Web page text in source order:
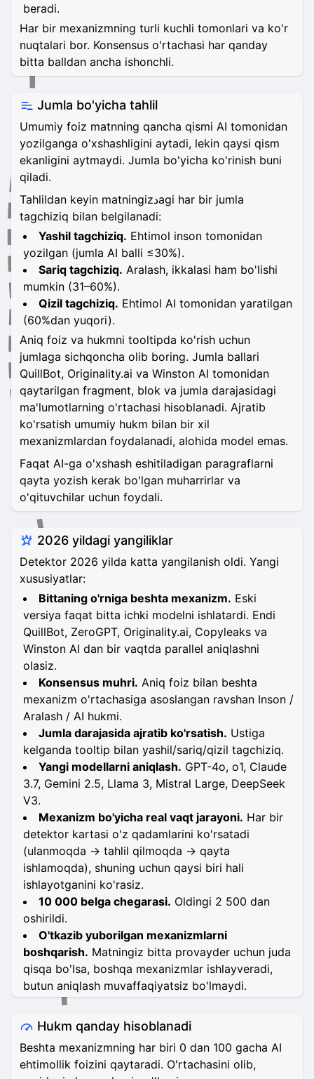
beradi.
Har bir mexanizmning turli kuchli tomonlari va ko'r
nuqtalari bor. Konsensus o'rtachasi har qanday
bitta balldan ancha ishonchli.
Jumla bo'yicha tahlil
Umumiy foiz matnning qancha qismi AI tomonidan
yozilganga o'xshashligini aytadi, lekin qaysi qism
ekanligini aytmaydi. Jumla bo'yicha ko'rinish buni
qiladi.
Tahlildan keyin matningizدagi har bir jumla
tagchiziq bilan belgilanadi:
Yashil tagchiziq. Ehtimol inson tomonidan
yozilgan (jumla AI balli ≤30%).
Sariq tagchiziq. Aralash, ikkalasi ham bo'lishi
mumkin (31–60%).
Qizil tagchiziq. Ehtimol AI tomonidan yaratilgan
(60%dan yuqori).
Aniq foiz va hukmni tooltipda ko'rish uchun
jumlaga sichqoncha olib boring. Jumla ballari
QuillBot, Originality.ai va Winston AI tomonidan
qaytarilgan fragment, blok va jumla darajasidagi
ma'lumotlarning o'rtachasi hisoblanadi. Ajratib
ko'rsatish umumiy hukm bilan bir xil
mexanizmlardan foydalanadi, alohida model emas.
Faqat AI-ga o'xshash eshitiladigan paragraflarni
qayta yozish kerak bo'lgan muharrirlar va
o'qituvchilar uchun foydali.
2026 yildagi yangiliklar
Detektor 2026 yilda katta yangilanish oldi. Yangi
xususiyatlar:
Bittaning o'rniga beshta mexanizm. Eski
versiya faqat bitta ichki modelni ishlatardi. Endi
QuillBot, ZeroGPT, Originality.ai, Copyleaks va
Winston AI dan bir vaqtda parallel aniqlashni
olasiz.
Konsensus muhri. Aniq foiz bilan beshta
mexanizm o'rtachasiga asoslangan ravshan Inson /
Aralash / AI hukmi.
Jumla darajasida ajratib ko'rsatish. Ustiga
kelganda tooltip bilan yashil/sariq/qizil tagchiziq.
Yangi modellarni aniqlash. GPT-4o, o1, Claude
3.7, Gemini 2.5, Llama 3, Mistral Large, DeepSeek
V3.
Mexanizm bo'yicha real vaqt jarayoni. Har bir
detektor kartasi o'z qadamlarini ko'rsatadi
(ulanmoqda → tahlil qilmoqda → qayta
ishlamoqda), shuning uchun qaysi biri hali
ishlayotganini ko'rasiz.
10 000 belgа chegarasi. Oldingi 2 500 dan
oshirildi.
O'tkazib yuborilgan mexanizmlarni
boshqarish. Matningiz bitta provayder uchun juda
qisqa bo'lsa, boshqa mexanizmlar ishlayvеradi,
butun aniqlash muvaffaqiyatsiz bo'lmaydi.
Hukm qanday hisoblanadi
Beshta mexanizmning har biri 0 dan 100 gacha AI
ehtimollik foizini qaytaradi. O'rtachasini olib,